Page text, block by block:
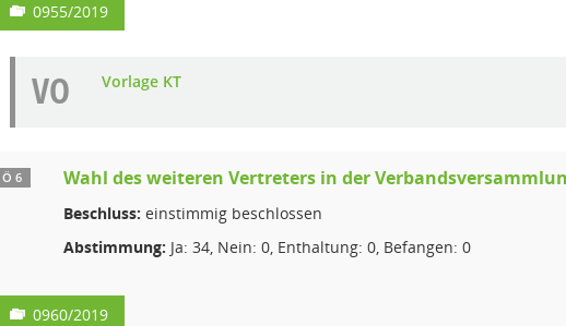
0955/2019
VO Vorlage KT
Ö 6 Wahl des weiteren Vertreters in der
Beschluss: einstimmig beschlossen
Abstimmung: Ja: 34, Nein: 0, Enthaltung: 0, Befangen: 0
0960/2019